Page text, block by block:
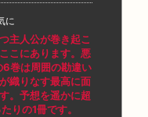
に
主人公が巻き起こ
こにあります。悪
巻は周囲の勘違い
織りなす最高に面
。予想を遥かに超
りの1冊です。